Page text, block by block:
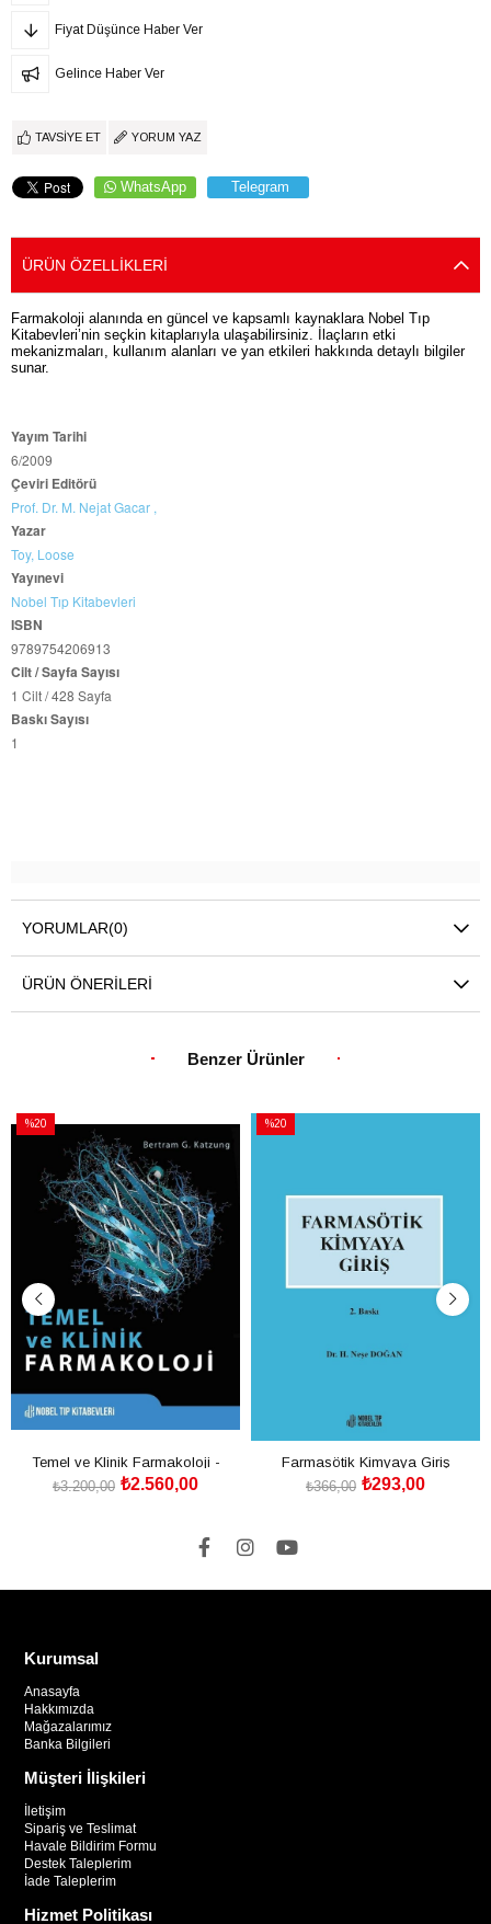
Fiyat Düşünce Haber Ver
Gelince Haber Ver
TAVSIYE ET YORUM YAZ
WhatsApp Telegram
ÜRÜN ÖZELLIKLERI
Farmakoloji alanında en güncel ve kapsamlı kaynaklara Nobel Tıp
Kitabevleri’nin seçkin kitaplarıyla ulaşabilirsiniz. İlaçların etki
mekanizmaları, kullanım alanları ve yan etkileri hakkında detaylı bilgiler
sunar.
Yayım Tarihi
6/2009
Çeviri Editörü
Prof. Dr. M. Nejat Gacar ,
Yazar
Toy, Loose
Yayınevi
Nobel Tıp Kitabevleri
ISBN
9789754206913
Cilt / Sayfa Sayısı
1 Cilt / 428 Sayfa
Baskı Sayısı
1
YORUMLAR(0)
ÜRÜN ÖNERILERI
Benzer Ürünler
%20
%20İndirim
Temel ve Klinik Farmakoloji -
Katzung
₺2.560,00
₺3.200,00
%20
Farmasötik Kimyaya Giriş
₺293,00
₺366,00
Kurumsal
Anasayfa
Hakkımızda
Mağazalarımız
Banka Bilgileri
Müşteri İlişkileri
İletişim
Sipariş ve Teslimat
Havale Bildirim Formu
Destek Taleplerim
İade Taleplerim
Hizmet Politikası